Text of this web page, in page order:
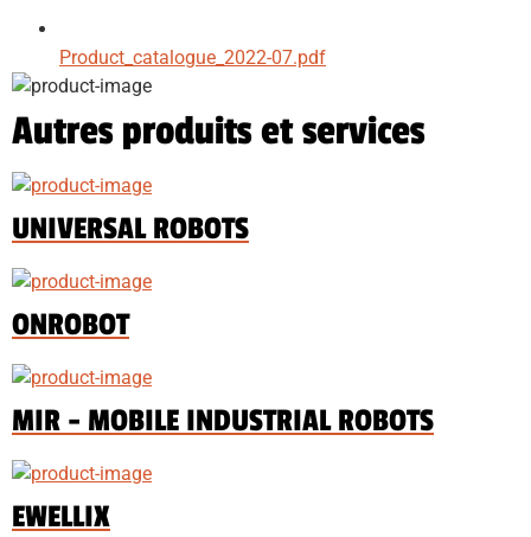
Product_catalogue_2022-07.pdf
Autres produits et services
UNIVERSAL ROBOTS
ONROBOT
MIR - MOBILE INDUSTRIAL ROBOTS
EWELLIX